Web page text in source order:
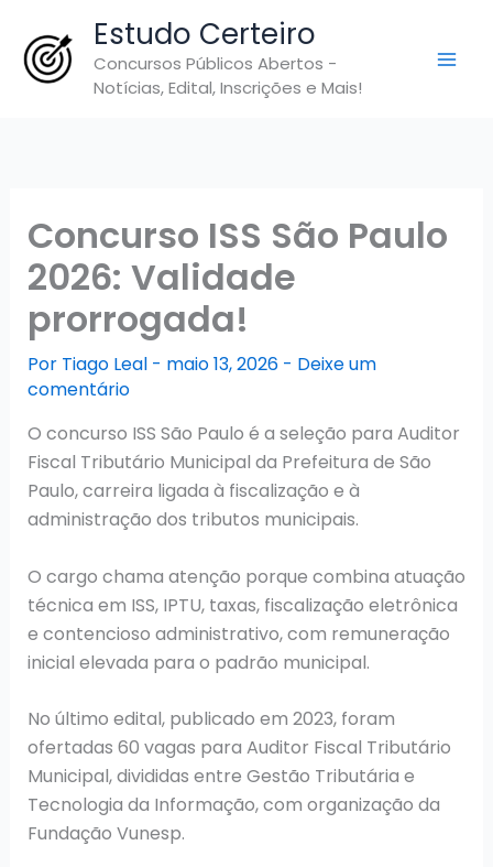
para
Estudo Certeiro
Concursos Públicos Abertos -
Notícias, Edital, Inscrições e Mais!
Concurso ISS São Paulo
2026: Validade
prorrogada!
Por Tiago Leal - maio 13, 2026 - Deixe um
comentário
O concurso ISS São Paulo é a seleção para Auditor
Fiscal Tributário Municipal da Prefeitura de São
Paulo, carreira ligada à fiscalização e à
administração dos tributos municipais.
O cargo chama atenção porque combina atuação
técnica em ISS, IPTU, taxas, fiscalização eletrônica
e contencioso administrativo, com remuneração
inicial elevada para o padrão municipal.
No último edital, publicado em 2023, foram
ofertadas 60 vagas para Auditor Fiscal Tributário
Municipal, divididas entre Gestão Tributária e
Tecnologia da Informação, com organização da
Fundação Vunesp.